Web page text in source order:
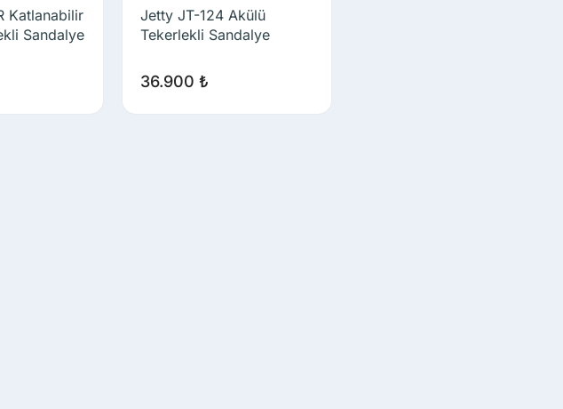
Katlanabilir
Sandalye
Jetty JT-124 Akülü
Tekerlekli Sandalye
36.900₺